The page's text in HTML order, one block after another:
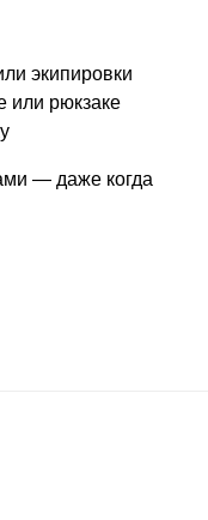
экипировки
или рюкзаке
— даже когда